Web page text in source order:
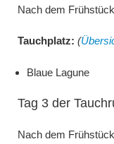
Nach dem
Tauchplatz: (
Blaue Lagune
Tag 3 der
Nach dem